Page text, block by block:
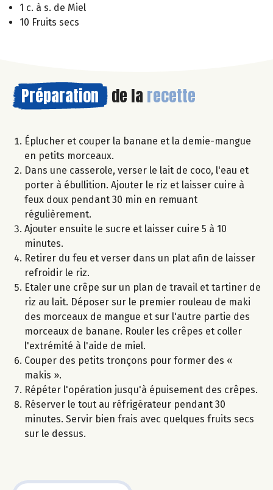
1 c. à s. de Miel
10 Fruits secs
Préparation de la recette
Éplucher et couper la banane et la demie-mangue
en petits morceaux.
Dans une casserole, verser le lait de coco, l'eau et
porter à ébullition. Ajouter le riz et laisser cuire à
feux doux pendant 30 min en remuant
régulièrement.
Ajouter ensuite le sucre et laisser cuire 5 à 10
minutes.
Retirer du feu et verser dans un plat afin de laisser
refroidir le riz.
Etaler une crêpe sur un plan de travail et tartiner de
riz au lait. Déposer sur le premier rouleau de maki
des morceaux de mangue et sur l'autre partie des
morceaux de banane. Rouler les crêpes et coller
l'extrémité à l'aide de miel.
Couper des petits tronçons pour former des «
makis ».
Répéter l'opération jusqu'à épuisement des crêpes.
Réserver le tout au réfrigérateur pendant 30
minutes. Servir bien frais avec quelques fruits secs
sur le dessus.